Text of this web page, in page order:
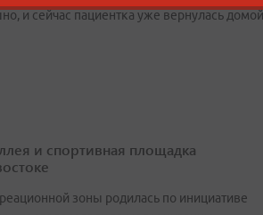
и сейчас пациентка уже вернулась домой
и спортивная площадка
зоны родилась по инициативе